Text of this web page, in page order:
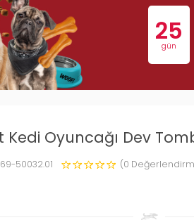
25
gün
Kedi Oyuncağı Dev
50032.01 (0